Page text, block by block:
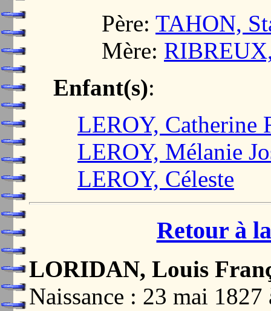
Père: TAHON,
Mère:
Enfant(s):
LEROY, Catherine
LEROY, Mélanie
LEROY, Céleste
Retour à
LORIDAN, Louis
Naissance : 23 mai